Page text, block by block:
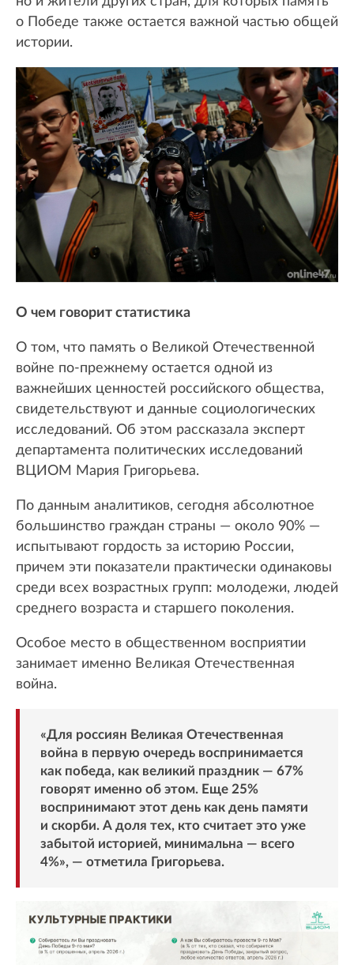
о Победе также остается важной частью общей
истории.
О чем говорит статистика
О том, что память о Великой Отечественной
войне по-прежнему остается одной из
важнейших ценностей российского общества,
свидетельствуют и данные социологических
исследований. Об этом рассказала эксперт
департамента политических исследований
ВЦИОМ Мария Григорьева.
По данным аналитиков, сегодня абсолютное
большинство граждан страны — около 90% —
испытывают гордость за историю России,
причем эти показатели практически одинаковы
среди всех возрастных групп: молодежи, людей
среднего возраста и старшего поколения.
Особое место в общественном восприятии
занимает именно Великая Отечественная
война.
«Для россиян Великая Отечественная
война в первую очередь воспринимается
как победа, как великий праздник — 67%
говорят именно об этом. Еще 25%
воспринимают этот день как день памяти
и скорби. А доля тех, кто считает это уже
забытой историей, минимальна — всего
4%», — отметила Григорьева.